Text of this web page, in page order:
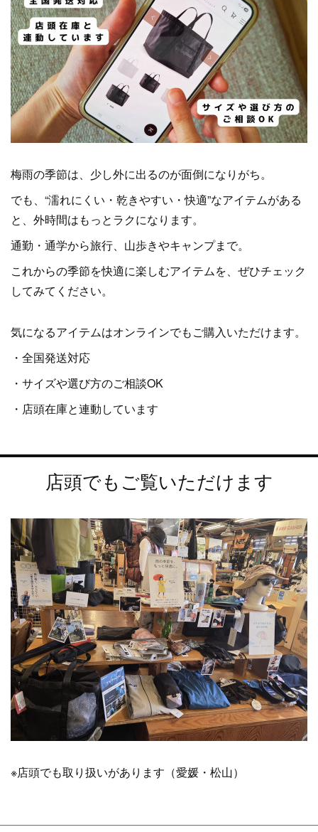
梅雨の季節は、少し外に出るのが面倒になりがち。
でも、“濡れにくい・乾きやすい・快適”なアイテムがある
と、外時間はもっとラクになります。
通勤・通学から旅行、山歩きやキャンプまで。
これからの季節を快適に楽しむアイテムを、ぜひチェック
してみてください。
気になるアイテムはオンラインでもご購入いただけます。
・全国発送対応
・サイズや選び方のご相談OK
・店頭在庫と連動しています
店頭でもご覧いただけます
※店頭でも取り扱いがあります（愛媛・松山）